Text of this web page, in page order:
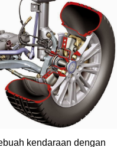
kendaraan dengan